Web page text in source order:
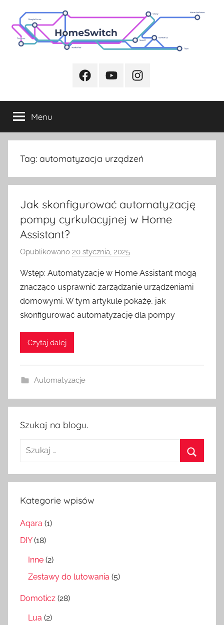
treści
FacebookYoutubeInstagram
Menu
Tag: automatyzacja urządzeń
Jak skonfigurować automatyzację
pompy cyrkulacyjnej w Home
Assistant?
Opublikowano 20 stycznia, 2025
z
e
z
H
t
Wstęp: Automatyzacje w Home Assistant mogą
znacząco usprawnić zarządzanie urządzeniami
domowymi. W tym artykule pokażę, jak
skonfigurować automatyzację dla pompy
Czytaj dalej
Automatyzacje
Szukaj na blogu.
Szukaj:
Kategorie wpisów
Aqara (1)
DIY(18)
Inne (2)
Zestawy do lutowania (5)
Domoticz (28)
Lua (2)